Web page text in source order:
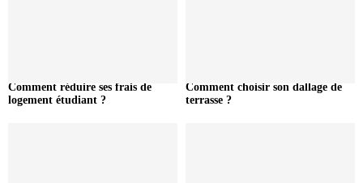
Comment réduire ses frais de
logement étudiant ?
Comment choisir son dallage de
terrasse ?